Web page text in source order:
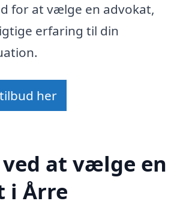
for at vælge en advokat,
erfaring til din
her
ved at vælge en
i Årre